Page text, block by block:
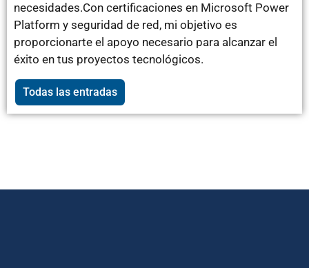
necesidades.Con certificaciones en Microsoft Power
Platform y seguridad de red, mi objetivo es
proporcionarte el apoyo necesario para alcanzar el
éxito en tus proyectos tecnológicos.
Todas las entradas